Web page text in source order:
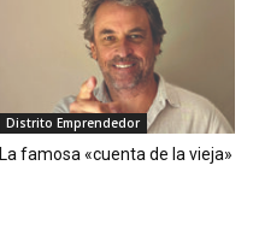
Distrito Emprendedor
La famosa «cuenta de la vieja»